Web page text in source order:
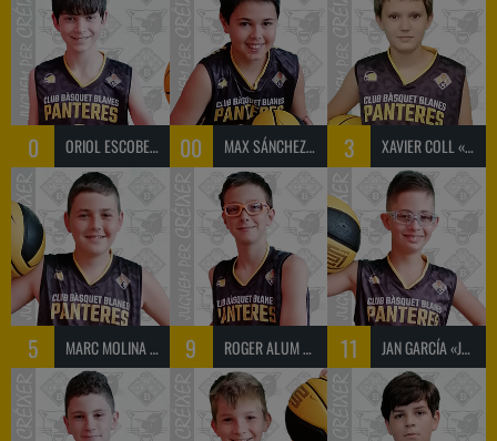
0 ORIOL ESCOBEDO «ORIOL» 00 MAX SÁNCHEZ «MAX» 3 XAVIER COLL «XAVIER»
5 MARC MOLINA «MOLINA» 9 ROGER ALUM «ROGER» 11 JAN GARCÍA «JAN»